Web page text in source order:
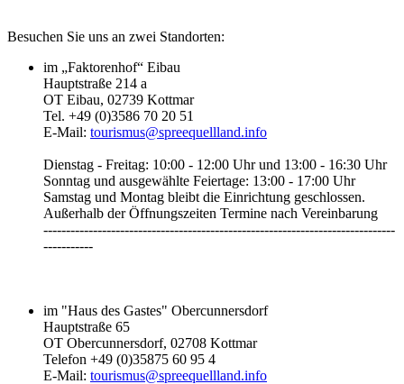
Besuchen Sie uns an zwei Standorten:
im „Faktorenhof“ Eibau
Hauptstraße 214 a
OT Eibau, 02739 Kottmar
Tel. +49 (0)3586 70 20 51
E-Mail: tourismus@spreequellland.info
Dienstag - Freitag: 10:00 - 12:00 Uhr und 13:00 - 16:30 Uhr
Sonntag und ausgewählte Feiertage: 13:00 - 17:00 Uhr
Samstag und Montag bleibt die Einrichtung geschlossen.
Außerhalb der Öffnungszeiten Termine nach Vereinbarung
------------------------------------------------------------------------------
-----------‎
im "Haus des Gastes" Obercunnersdorf
Hauptstraße 65
OT Obercunnersdorf, 02708 Kottmar
Telefon +49 (0)35875 60 95 4
E-Mail: tourismus@spreequellland.info